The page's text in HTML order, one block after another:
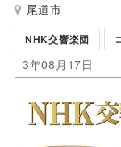
尾道市
NHK交響楽団
3年08月17日